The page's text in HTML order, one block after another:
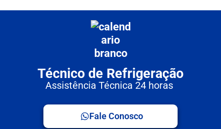
Técnico de Refrigeração
Assistência Técnica 24 horas
Fale Conosco